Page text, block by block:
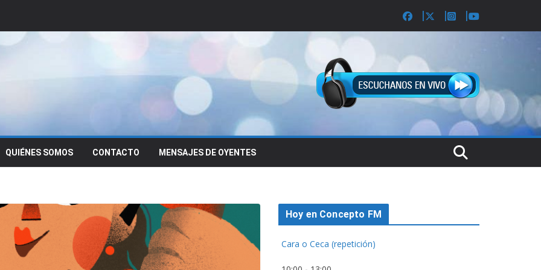
QUIÉNES SOMOS CONTACTO MENSAJES DE OYENTES
Hoy en Concepto FM
Cara o Ceca (repetición)